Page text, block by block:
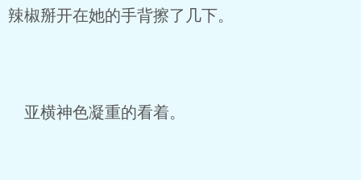
辣椒掰开在她的手背擦了几下。
亚横神色凝重的看着。